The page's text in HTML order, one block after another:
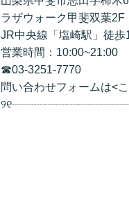
ラザウォーク甲斐双葉2F
JR中央線「塩崎駅」徒歩
営業時間：10:00~21:00
☎03-3251-7770
問い合わせフォームは<